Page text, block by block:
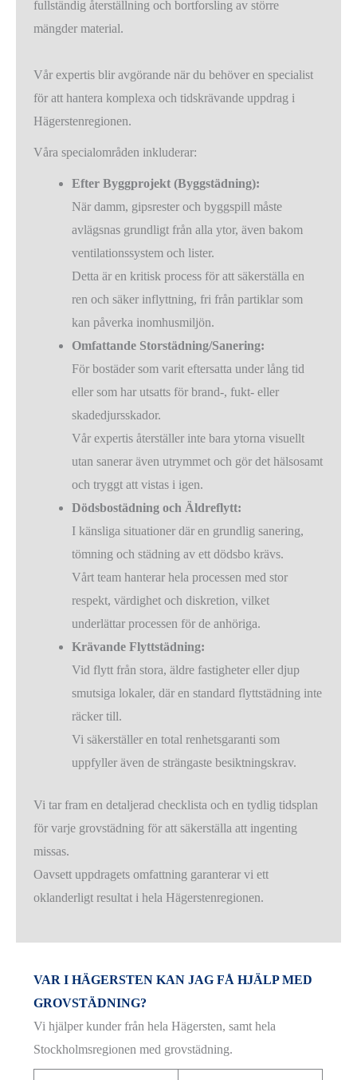
fullständig återställning och bortforsling av större
mängder material.
Vår expertis blir avgörande när du behöver en specialist
för att hantera komplexa och tidskrävande uppdrag i
Hägerstenregionen.
Våra specialområden inkluderar:
Efter Byggprojekt (Byggstädning):
När damm, gipsrester och byggspill måste
avlägsnas grundligt från alla ytor, även bakom
ventilationssystem och lister.
Detta är en kritisk process för att säkerställa en
ren och säker inflyttning, fri från partiklar som
kan påverka inomhusmiljön.
Omfattande Storstädning/Sanering:
För bostäder som varit eftersatta under lång tid
eller som har utsatts för brand-, fukt- eller
skadedjursskador.
Vår expertis återställer inte bara ytorna visuellt
utan sanerar även utrymmet och gör det hälsosamt
och tryggt att vistas i igen.
Dödsbostädning och Äldreflytt:
I känsliga situationer där en grundlig sanering,
tömning och städning av ett dödsbo krävs.
Vårt team hanterar hela processen med stor
respekt, värdighet och diskretion, vilket
underlättar processen för de anhöriga.
Krävande Flyttstädning:
Vid flytt från stora, äldre fastigheter eller djup
smutsiga lokaler, där en standard flyttstädning inte
räcker till.
Vi säkerställer en total renhetsgaranti som
uppfyller även de strängaste besiktningskrav.
Vi tar fram en detaljerad checklista och en tydlig tidsplan
för varje grovstädning för att säkerställa att ingenting
missas.
Oavsett uppdragets omfattning garanterar vi ett
oklanderligt resultat i hela Hägerstenregionen.
VAR I HÄGERSTEN KAN JAG FÅ HJÄLP MED
GROVSTÄDNING?
Vi hjälper kunder från hela Hägersten, samt hela
Stockholmsregionen med grovstädning.